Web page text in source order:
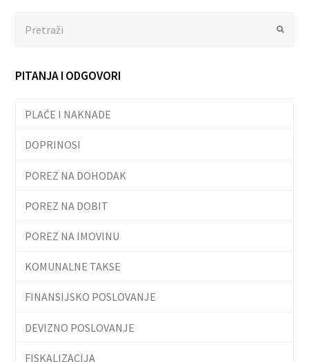
Submit
PITANJA I ODGOVORI
PLAĆE I NAKNADE
DOPRINOSI
POREZ NA DOHODAK
POREZ NA DOBIT
POREZ NA IMOVINU
KOMUNALNE TAKSE
FINANSIJSKO POSLOVANJE
DEVIZNO POSLOVANJE
FISKALIZACIJA